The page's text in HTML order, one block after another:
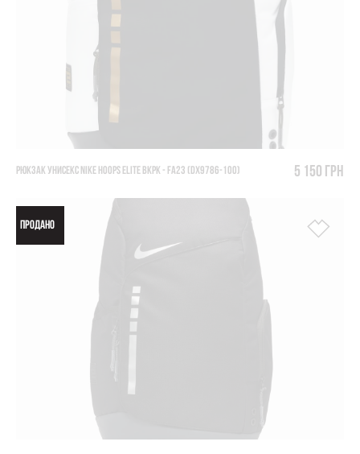
РЮКЗАК УНИСЕКС NIKE HOOPS ELITE BKPK - FA23 (DX9786-100) 5 150 грн
ПРОДАНО